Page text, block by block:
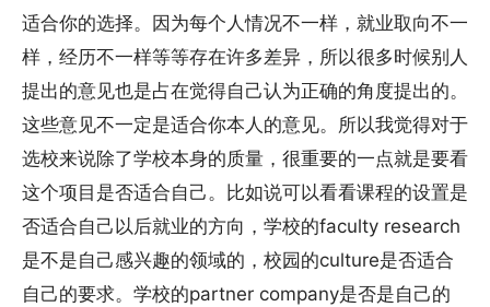
适合你的选择。因为每个人情况不一样，就业取向不一
样，经历不一样等等存在许多差异，所以很多时候别人
提出的意见也是占在觉得自己认为正确的角度提出的。
这些意见不一定是适合你本人的意见。所以我觉得对于
选校来说除了学校本身的质量，很重要的一点就是要看
这个项目是否适合自己。比如说可以看看课程的设置是
否适合自己以后就业的方向，学校的faculty research
是不是自己感兴趣的领域的，校园的culture是否适合
自己的要求。学校的partner company是否是自己的